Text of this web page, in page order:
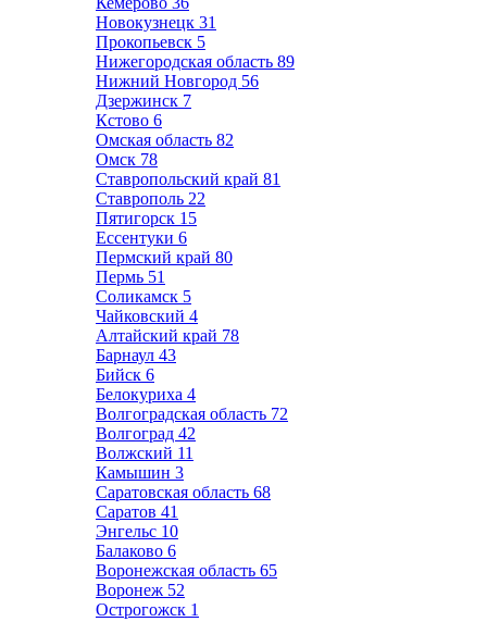
Новокузнецк 31
Прокопьевск 5
Нижегородская область 89
Нижний Новгород 56
Дзержинск 7
Кстово 6
Омская область 82
Омск 78
Ставропольский край 81
Ставрополь 22
Пятигорск 15
Ессентуки 6
Пермский край 80
Пермь 51
Соликамск 5
Чайковский 4
Алтайский край 78
Барнаул 43
Бийск 6
Белокуриха 4
Волгоградская область 72
Волгоград 42
Волжский 11
Камышин 3
Саратовская область 68
Саратов 41
Энгельс 10
Балаково 6
Воронежская область 65
Воронеж 52
Острогожск 1